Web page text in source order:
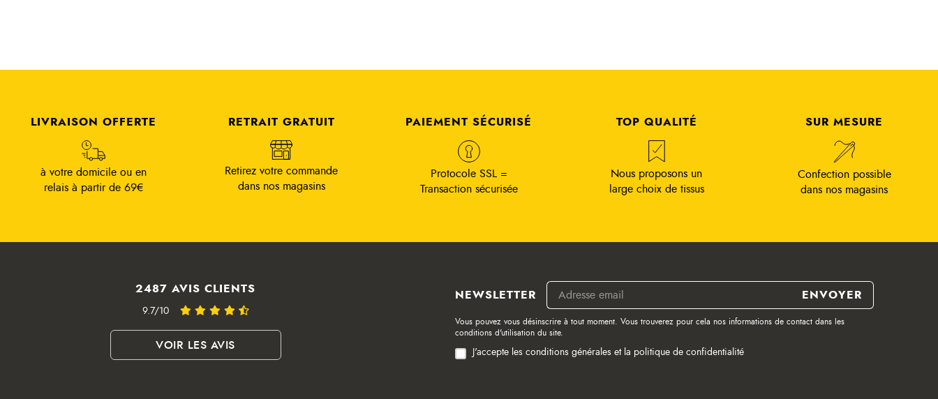
LIVRAISON OFFERTE
à votre domicile ou en
relais à partir de 69€
RETRAIT GRATUIT
Retirez votre commande
dans nos magasins
PAIEMENT SÉCURISÉ
Protocole SSL =
Transaction sécurisée
TOP QUALITÉ
Nous proposons un
large choix de tissus
SUR MESURE
Confection possible
dans nos magasins
2487 AVIS CLIENTS
9.7/10
VOIR LES AVIS
NEWSLETTER
Vous pouvez vous désinscrire à tout moment. Vous trouverez pour cela nos informations de contact dans les
conditions d'utilisation du site.
J'accepte les conditions générales et la politique de confidentialité